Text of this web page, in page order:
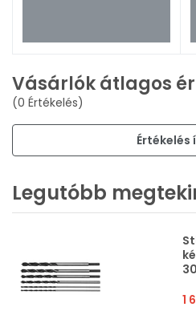
Vásárlók átlagos
(0 Értékelés)
Értékelés
Legutóbb
1